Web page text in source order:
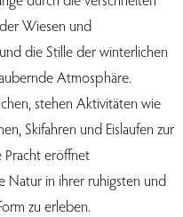
Wiesen und
die Stille der winterlichen
Atmosphäre.
stehen Aktivitäten wie
Skifahren und Eislaufen zur
eröffnet
Natur in ihrer ruhigsten und
zu erleben.